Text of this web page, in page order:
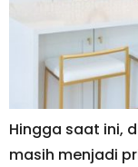
Hingga saat ini,
masih menjadi